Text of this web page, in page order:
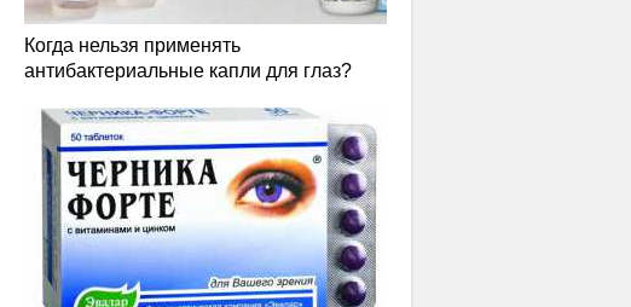
Когда нельзя применять
антибактериальные капли для глаз?